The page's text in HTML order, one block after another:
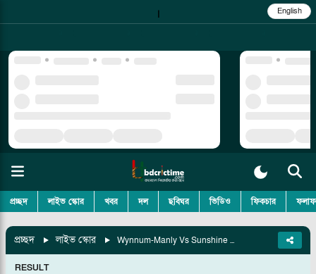
| English
প্রচ্ছদ লাইভ স্কোর খবর দল ছবিঘর ভিডিও ফিকচার
প্রচ্ছদ লাইভ স্কোর Wynnum-Manly Vs Sunshine Coast, Match 8
RESULT